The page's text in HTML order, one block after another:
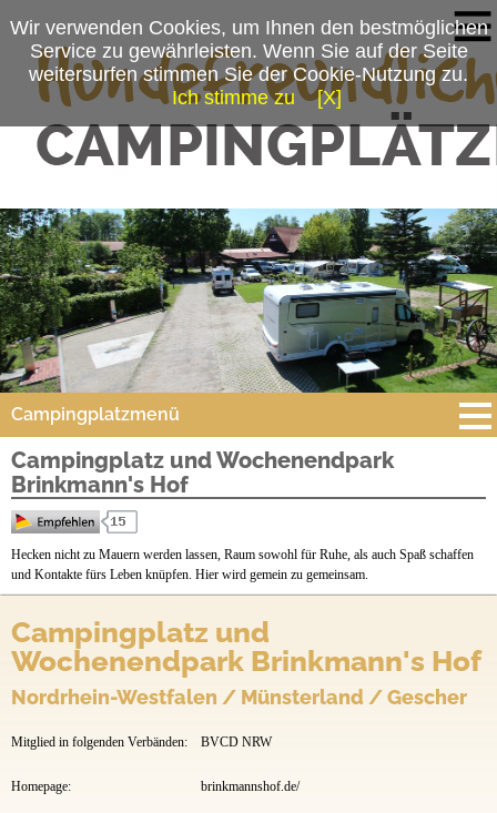
Campingplatzmenü
Platzdaten
Preise & Prospekte
Anfahrt
Campingplatz und Wochenendpark
Brinkmann's Hof
Hecken nicht zu Mauern werden lassen, Raum sowohl für Ruhe, als auch Spaß schaffen
und Kontakte fürs Leben knüpfen. Hier wird gemein zu gemeinsam.
Campingplatz und
Wochenendpark Brinkmann's Hof
Nordrhein-Westfalen / Münsterland / Gescher
Mitglied in folgenden Verbänden: BVCD NRW
Homepage: brinkmannshof.de/
Wir verwenden Cookies, um Ihnen den bestmöglichen
Service zu gewährleisten. Wenn Sie auf der Seite
weitersurfen stimmen Sie der Cookie-Nutzung zu.
Ich stimme zu
[X]